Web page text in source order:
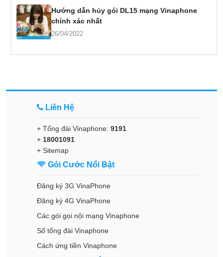
Hướng dẫn hủy gói DL15 mạng Vinaphone
chính xác nhất
26/04/2022
Liên Hệ
+ Tổng đài Vinaphone: 9191
+ 18001091
+ Sitemap
Gói Cước Nổi Bật
Đăng ký 3G VinaPhone
Đăng ký 4G VinaPhone
Các gói gọi nội mạng Vinaphone
Số tổng đài Vinaphone
Cách ứng tiền Vinaphone